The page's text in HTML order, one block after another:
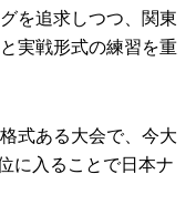
を追求しつつ、関東
実戦形式の練習を重
式ある大会で、今大
に入ることで日本ナ